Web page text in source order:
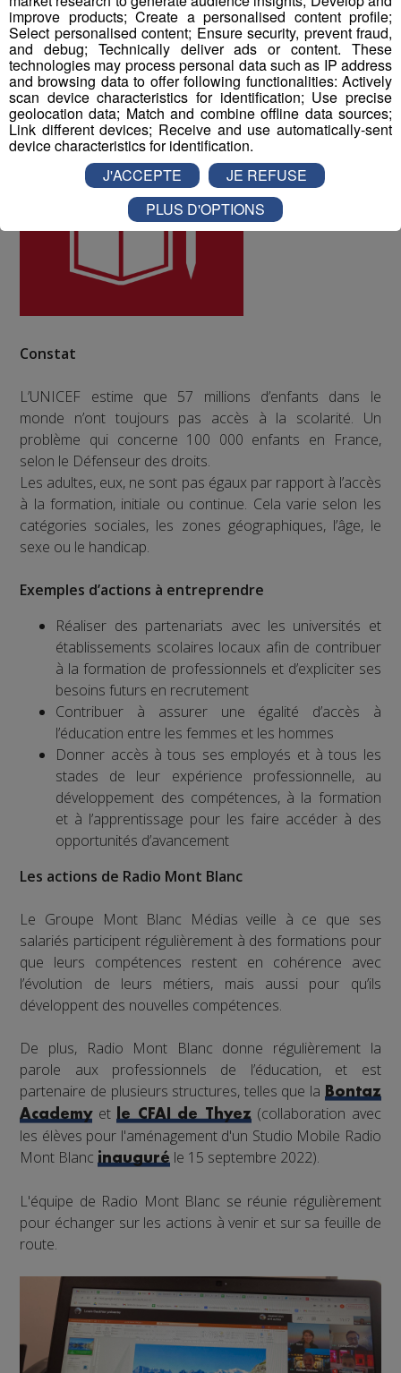
ODD numéro 4 : Education de qualité
Constat
L’UNICEF estime que 57 millions d’enfants dans le
monde n’ont toujours pas accès à la scolarité. Un
problème qui concerne 100 000 enfants en France,
selon le Défenseur des droits.
Les adultes, eux, ne sont pas égaux par rapport à l’accès
à la formation, initiale ou continue. Cela varie selon les
catégories sociales, les zones géographiques, l’âge, le
sexe ou le handicap.
Exemples d’actions à entreprendre
Réaliser des partenariats avec les universités et
établissements scolaires locaux afin de contribuer
à la formation de professionnels et d’expliciter ses
besoins futurs en recrutement
Contribuer à assurer une égalité d’accès à
l’éducation entre les femmes et les hommes
Donner accès à tous ses employés et à tous les
stades de leur expérience professionnelle, au
développement des compétences, à la formation
et à l’apprentissage pour les faire accéder à des
opportunités d’avancement
Les actions de Radio Mont Blanc
Le Groupe Mont Blanc Médias veille à ce que ses
salariés participent régulièrement à des formations pour
que leurs compétences restent en cohérence avec
l’évolution de leurs métiers, mais aussi pour qu’ils
développent des nouvelles compétences.
De plus, Radio Mont Blanc donne régulièrement la
parole aux professionnels de l’éducation, et est
partenaire de plusieurs structures, telles que la
Bontaz
Academyet le CFAI de Thyez(collaboration avec
les élèves pour l'aménagement d'un Studio Mobile Radio
Mont Blancinauguré le 15 septembre 2022).
L'équipe de Radio Mont Blanc se réunie régulièrement
pour échanger sur les actions à venir et sur sa feuille de
route.
improve products; Create a personalised content profile;
Select personalised content; Ensure security, prevent fraud,
and debug; Technically deliver ads or content. These
technologies may process personal data such as IP address
and browsing data to offer following functionalities: Actively
scan device characteristics for identification; Use precise
geolocation data; Match and combine offline data sources;
Link different devices; Receive and use automatically-sent
device characteristics for identification.
J'ACCEPTE
JE REFUSE
PLUS D'OPTIONS